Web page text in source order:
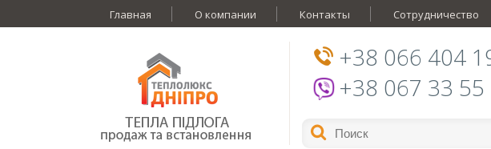
Главная О компании Контакты Сотрудничество
+38 066 404
+38 067 33 55